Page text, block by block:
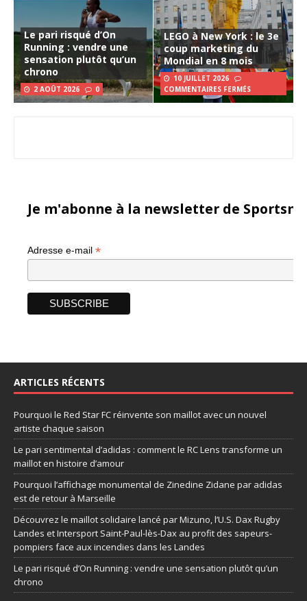
Le pari risqué d’On
Running : vendre une
sensation plutôt qu’un
chrono
2 AOÛT 2026 0
LEGO à New York : le 3e
coup marketing du
Mondial en 8 mois
10 JUILLET 2026
COMMENTAIRES FERMÉS
Je m'abonne à la newsletter de
Adresse e-mail *
ARTICLES RÉCENTS
Pourquoi le Red Star FC réinvente son maillot avec un nouvel
artiste chaque saison
Le pari sentimental d’adidas : comment le RC Lens transforme un
maillot en histoire d’amour
Pourquoi l’affichage monumental de Zinedine Zidane par adidas
est de retour à Marseille
Découvrez le maillot solidaire lancé par Mizuno, l’U.S. Dax Rugby
Landes et Intersport Saint-Paul-lès-Dax au profit des sapeurs-
pompiers face aux incendies dans les Landes
Le pari risqué d’On Running : vendre une sensation plutôt qu’un
chrono